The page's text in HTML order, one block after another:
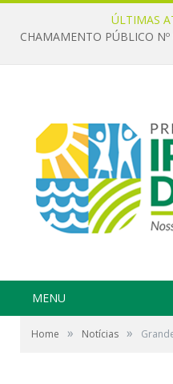
ÚLTIMAS
MENU
Home » Notícias »